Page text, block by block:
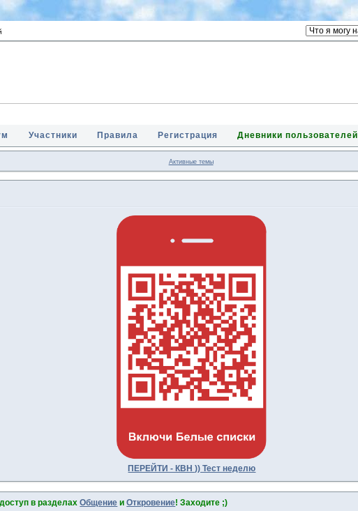
Участники Правила Регистрация Дневники пользователей
Активные темы
ПЕРЕЙТИ - КВН )) Тест неделю
доступ в разделахОбщение иОткровение! Заходите ;)